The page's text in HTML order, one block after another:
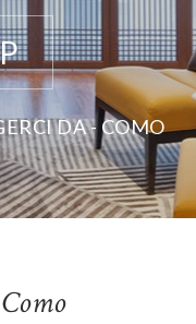
DA - COMO